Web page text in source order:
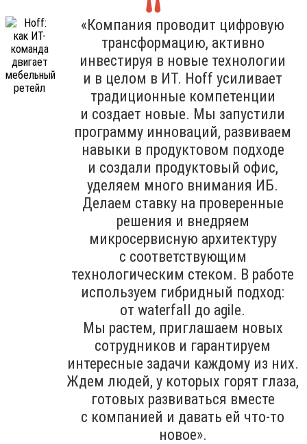
«Компания проводит цифровую
трансформацию, активно
инвестируя в новые технологии
и в целом в ИТ. Hoff усиливает
традиционные компетенции
и создает новые. Мы запустили
программу инноваций, развиваем
навыки в продуктовом подходе
и создали продуктовый офис,
уделяем много внимания ИБ.
Делаем ставку на проверенные
решения и внедряем
микросервисную архитектуру
с соответствующим
технологическим стеком. В работе
используем гибридный подход:
от waterfall до agile.
Мы растем, приглашаем новых
сотрудников и гарантируем
интересные задачи каждому из них.
Ждем людей, у которых горят глаза,
готовых развиваться вместе
с компанией и давать ей что-то
новое».